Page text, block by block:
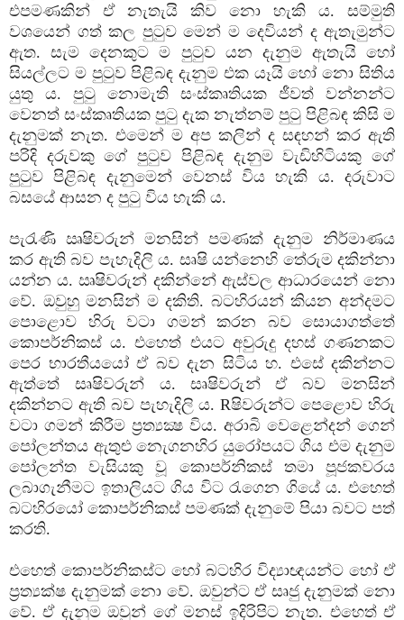
එපමණකින් ඒ නැතැයි කිව නො හැකි ය. සම්මුති
වශයෙන් ගත් කල පුටුව මෙන් ම දෙවියන් ද ඇතැමුන්ට
ඇත. සැම දෙනකුට ම පුටුව යන දැනුම ඇතැයි හෝ
සියල්ලට ම පුටුව පිළිබඳ දැනුම එක යෑයි හෝ නො සිතිය
යුතු ය. පුටු නොමැති සංස්‌කෘතියක ජීවත් වන්නන්ට
වෙනත් සංස්‌කෘතියක පුටු දැක නැත්නම් පුටු පිළිබඳ කිසි ම
දැනුමක්‌ නැත. එමෙන් ම අප කලින් ද සඳහන් කර ඇති
පරිදි දරුවකු ගේ පුටුව පිළිබඳ දැනුම වැඩිහිටියකු ගේ
පුටුව පිළිබඳ දැනුමෙන් වෙනස්‌ විය හැකි ය. දරුවාට
බසයේ ආසන ද පුටු විය හැකි ය.
පැරැණි ඍෂිවරුන් මනසින් පමණක්‌ දැනුම නිර්මාණය
කර ඇති බව පැහැදිලි ය. සෘෂි යන්නෙහි තේරුම දකින්නා
යන්න ය. ඍෂිවරුන් දකින්නේ ඇස්‌වල ආධාරයෙන් නො
වේ. ඔවුහු මනසින් ම දකිති. බටහිරයන් කියන අන්දමට
පොළොව හිරු වටා ගමන් කරන බව සොයාගත්තේ
කොපර්නිකස්‌ ය. එහෙත් එයට අවුරුදු දහස්‌ ගණනකට
පෙර භාරතීයයෝ ඒ බව දැන සිටිය හ. එසේ දකින්නට
ඇත්තේ සෘෂිවරුන් ය. සෘෂිවරුන් ඒ බව මනසින්
දකින්නට ඇති බව පැහැදිලි ය. Rෂිවරුන්ට පෙළොව හිරු
වටා ගමන් කිරීම ප්‍රත්‍යක්‍ෂ විය. අරාබි වෙළෙන්දන් ගෙන්
පෝලන්තය ඇතුළු නැෙගනහිර යුරෝපයට ගිය එම දැනුම
පෝලන්ත වැසියකු වූ කොපර්නිකස්‌ තමා පූජකවරය
ලබාගැනීමට ඉතාලියට ගිය විට රැගෙන ගියේ ය. එහෙත්
බටහිරයෝ කොපර්නිකස්‌ පමණක්‌ දැනුමේ පියා බවට පත්
කරති.
එහෙත් කොපර්නිකස්‌ට හෝ බටහිර විද්‍යාඥයන්ට හෝ ඒ
ප්‍රත්‍යක්‌ෂ දැනුමක්‌ නො වේ. ඔවුන්ට ඒ සෘජු දැනුමක්‌ නො
වේ. ඒ දැනුම ඔවුන් ගේ මනස්‌ ඉදිරිපිට නැත. එහෙත් ඒ